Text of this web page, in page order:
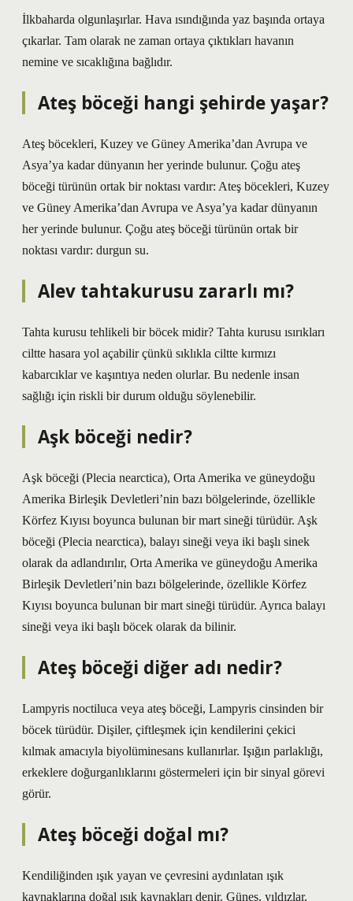
İlkbaharda olgunlaşırlar. Hava ısındığında yaz başında ortaya
çıkarlar. Tam olarak ne zaman ortaya çıktıkları havanın
nemine ve sıcaklığına bağlıdır.
Ateş böceği hangi şehirde yaşar?
Ateş böcekleri, Kuzey ve Güney Amerika’dan Avrupa ve
Asya’ya kadar dünyanın her yerinde bulunur. Çoğu ateş
böceği türünün ortak bir noktası vardır: Ateş böcekleri, Kuzey
ve Güney Amerika’dan Avrupa ve Asya’ya kadar dünyanın
her yerinde bulunur. Çoğu ateş böceği türünün ortak bir
noktası vardır: durgun su.
Alev tahtakurusu zararlı mı?
Tahta kurusu tehlikeli bir böcek midir? Tahta kurusu ısırıkları
ciltte hasara yol açabilir çünkü sıklıkla ciltte kırmızı
kabarcıklar ve kaşıntıya neden olurlar. Bu nedenle insan
sağlığı için riskli bir durum olduğu söylenebilir.
Aşk böceği nedir?
Aşk böceği (Plecia nearctica), Orta Amerika ve güneydoğu
Amerika Birleşik Devletleri’nin bazı bölgelerinde, özellikle
Körfez Kıyısı boyunca bulunan bir mart sineği türüdür. Aşk
böceği (Plecia nearctica), balayı sineği veya iki başlı sinek
olarak da adlandırılır, Orta Amerika ve güneydoğu Amerika
Birleşik Devletleri’nin bazı bölgelerinde, özellikle Körfez
Kıyısı boyunca bulunan bir mart sineği türüdür. Ayrıca balayı
sineği veya iki başlı böcek olarak da bilinir.
Ateş böceği diğer adı nedir?
Lampyris noctiluca veya ateş böceği, Lampyris cinsinden bir
böcek türüdür. Dişiler, çiftleşmek için kendilerini çekici
kılmak amacıyla biyolüminesans kullanırlar. Işığın parlaklığı,
erkeklere doğurganlıklarını göstermeleri için bir sinyal görevi
görür.
Ateş böceği doğal mı?
Kendiliğinden ışık yayan ve çevresini aydınlatan ışık
kaynaklarına doğal ışık kaynakları denir. Güneş, yıldızlar,